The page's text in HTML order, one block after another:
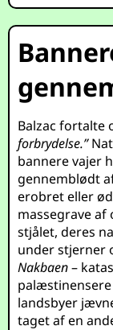
Balzac fortalte
forbrydelse.”
bannere vajer
gennemblødt
erobret eller
massegrave
stjålet, deres
under stjerner
Nakbaen–
landsbyer
taget af en